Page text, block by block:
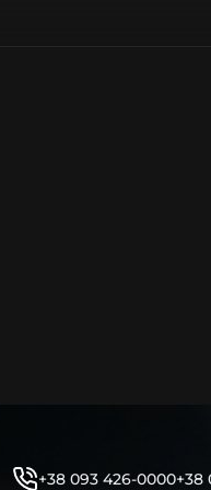
та автодилери.
те, що потребує
+38 093 426-0000+38